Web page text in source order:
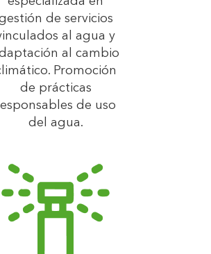
de servicios
al agua y
al cambio
Promoción
de prácticas
de uso
del agua.